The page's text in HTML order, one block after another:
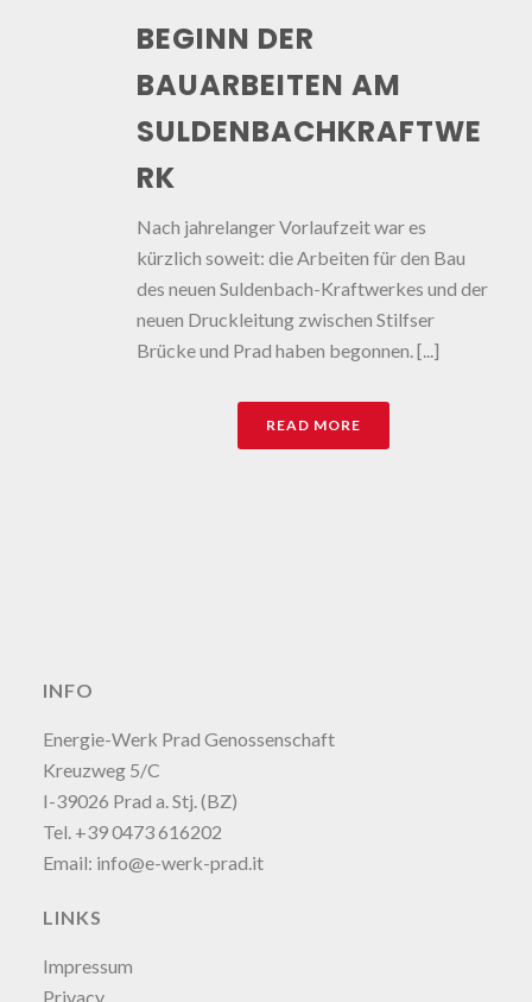
BEGINN DER
BAUARBEITEN AM
SULDENBACHKRAFTWE
RK
Nach jahrelanger Vorlaufzeit war es
kürzlich soweit: die Arbeiten für den Bau
des neuen Suldenbach-Kraftwerkes und der
neuen Druckleitung zwischen Stilfser
Brücke und Prad haben begonnen. [...]
READ MORE
INFO
Energie-Werk Prad Genossenschaft
Kreuzweg 5/C
I-39026 Prad a. Stj. (BZ)
Tel. +39 0473 616202
Email: info@e-werk-prad.it
LINKS
Impressum
Privacy